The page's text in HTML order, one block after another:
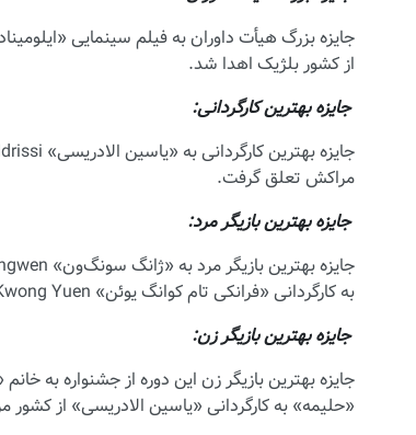
از کشور بلژیک اهدا شد.
جایزه بهترین کارگردانی:
مراکش تعلق گرفت.
جایزه بهترین بازیگر مرد:
به کارگردانی «فرانکی تام کوانگ یوئن» Frankie Tam Kwong Yuen محصول مشترک کشورهای چین و هنگ‌کنگ رسید.
جایزه بهترین بازیگر زن:
«حلیمه» به کارگردانی «یاسین الادریسی» از